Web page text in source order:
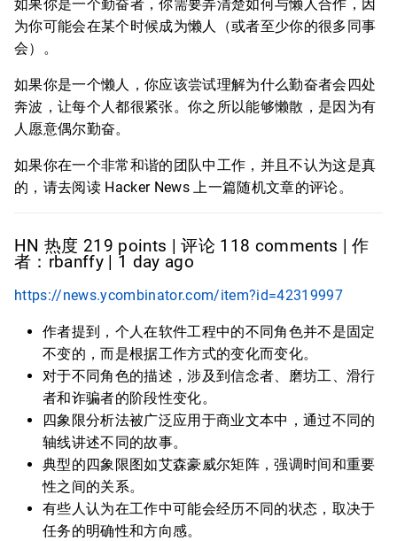
如果你是一个勤奋者，你需要弄清楚如何与懒人合作，因
为你可能会在某个时候成为懒人（或者至少你的很多同事
会）。
如果你是一个懒人，你应该尝试理解为什么勤奋者会四处
奔波，让每个人都很紧张。你之所以能够懒散，是因为有
人愿意偶尔勤奋。
如果你在一个非常和谐的团队中工作，并且不认为这是真
的，请去阅读 Hacker News 上一篇随机文章的评论。
HN 热度 219 points | 评论 118 comments | 作
者：rbanffy | 1 day ago
https://news.ycombinator.com/item?id=42319997
作者提到，个人在软件工程中的不同角色并不是固定
不变的，而是根据工作方式的变化而变化。
对于不同角色的描述，涉及到信念者、磨坊工、滑行
者和诈骗者的阶段性变化。
四象限分析法被广泛应用于商业文本中，通过不同的
轴线讲述不同的故事。
典型的四象限图如艾森豪威尔矩阵，强调时间和重要
性之间的关系。
有些人认为在工作中可能会经历不同的状态，取决于
任务的明确性和方向感。